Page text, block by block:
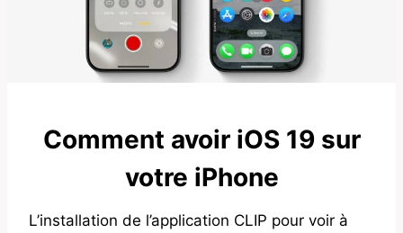
Comment avoir iOS 19 sur
votre iPhone
L’installation de l’application CLIP pour voir à